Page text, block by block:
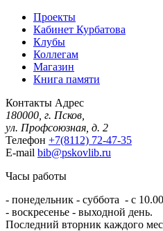
Проекты
Кабинет Курбатова
Клубы
Коллегам
Магазин
Книга памяти
Контакты Адрес
180000, г. Псков,
ул. Профсоюзная, д. 2
Телефон +7(8112) 72-47-35
E-mail bib@pskovlib.ru
Часы работы
- понедельник - суббота - с
- воскресенье - выходной день.
Последний вторник каждого